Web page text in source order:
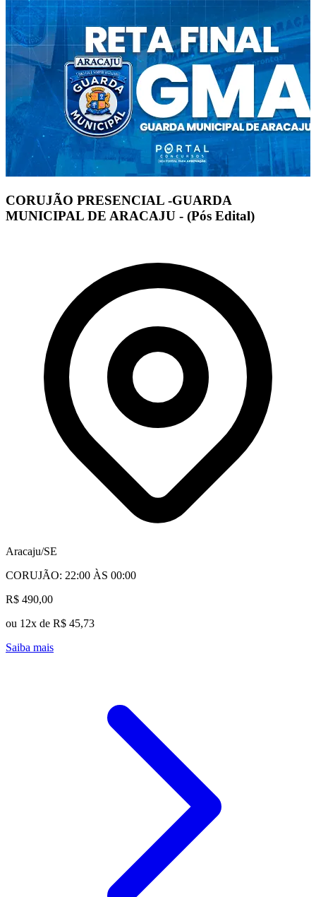
CORUJÃO PRESENCIAL -GUARDA
MUNICIPAL DE ARACAJU - (Pós Edital)
Aracaju/SE
CORUJÃO: 22:00 ÀS 00:00
R$ 490,00
ou 12x de R$ 45,73
Saiba mais